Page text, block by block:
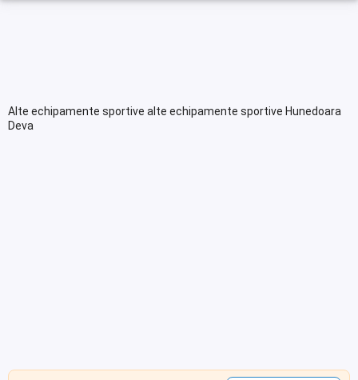
Alte echipamente sportive alte echipamente sportive Hunedoara
Deva